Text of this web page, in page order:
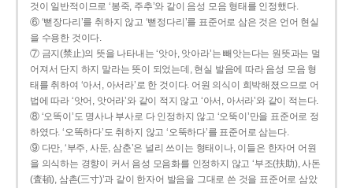
것이 일반적이므로 ‘봉죽, 주추’와 같이 음성 모음 형태를 인정했다.
⑥ ‘뻗장다리’를 취하지 않고 ‘뻗정다리’를 표준어로 삼은 것은 언어 현실
을 수용한 것이다.
⑦ 금지(禁止)의 뜻을 나타내는 ‘앗아, 앗아라’는 빼앗는다는 원뜻과는 멀
어져서 단지 하지 말라는 뜻이 되었는데, 현실 발음에 따라 음성 모음 형
태를 취하여 ‘아서, 아서라’로 한 것이다. 어원 의식이 희박해졌으므로 어
법에 따라 ‘앗어, 앗어라’와 같이 적지 않고 ‘아서, 아서라’와 같이 적는다.
⑧ ‘오똑이’도 명사나 부사로 다 인정하지 않고 ‘오뚝이’만을 표준어로 정
하였다. ‘오똑하다’도 취하지 않고 ‘오뚝하다’를 표준어로 삼는다.
⑨ 다만, ‘부주, 사둔, 삼춘’은 널리 쓰이는 형태이나, 이들은 한자어 어원
을 의식하는 경향이 커서 음성 모음화를 인정하지 않고 ‘부조(扶助), 사돈
(査頓), 삼촌(三寸)’과 같이 한자어 발음을 그대로 쓴 것을 표준어로 삼았